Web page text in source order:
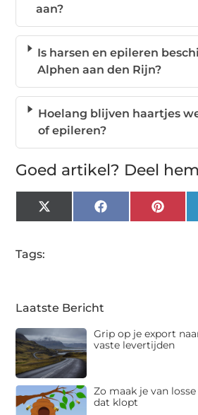
aan?
Is harsen en epileren
Alphen aan den Rijn?
Hoelang blijven haartjes
of epileren?
Goed artikel? Deel
X
(Twitter)
Facebook
Tags:
Laatste Bericht
Grip op je export
vaste levertijden
Zo maak je van
dat klopt